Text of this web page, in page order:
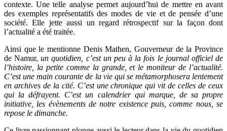
contexte. Une telle analyse permet aujourd’hui de mettre en avant
des exemples représentatifs des modes de vie et de pensée d’une
société. Elle jette aussi un regard rétrospectif sur la façon dont
l’actualité a été traitée.
Ainsi que le mentionne Denis Mathen, Gouverneur de la Province
de Namur,un quotidien, c’est un peu à la fois le journal officiel de
l’histoire, la petite comme la grande, et le moniteur de l’actualité.
C’est une main courante de la vie qui se métamorphosera lentement
en archives de la cité. C’est une chronique qui vit de celles de ceux
qui la défrayent. C’est un calendrier qui marque, de sa propre
initiative, les évènements de notre existence puis, comme nous, se
repose le dimanche.